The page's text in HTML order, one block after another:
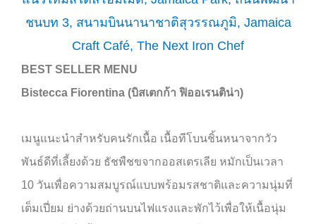
BEST SELLER MENU
Bistecca Fiorentina (บิสเตกก้า ฟิออเรนติน่า)
เมนูแนะนำสำหรับคนรักเนื้อ เนื้อทีโบนชิ้นหนาจากวัว
พันธ์ดีที่เลี้ยงด้วย ธัชพืชขจากออสเตรเลีย หมักเป็นเวลา
10 วันเพื่อความสมบูรณ์แบบพร้อมรสชาติและความนุ่มที่
เต็มเปี่ยม ย่างด้วยถ่านบนไฟแรงและพักไว้เพื่อให้เนื้อนุ่ม